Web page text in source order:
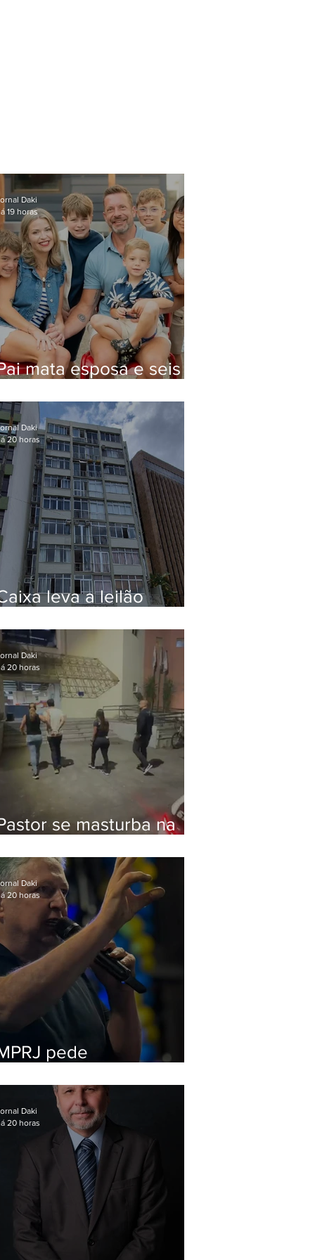
mata esposa e seis
Daki
19 horas
leva a leilão
em Botafogo
Daki
20 horas
se masturba na
na Zona Oeste
Daki
20 horas
pede
Daki
20 horas
Daki
20 horas